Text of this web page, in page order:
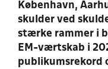
København,
skulder ved
stærke rammer i
EM-værtskab i
publikumsrekord